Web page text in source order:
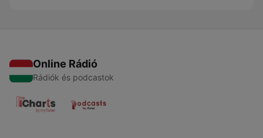
Online Rádió
Rádiók és podcastok